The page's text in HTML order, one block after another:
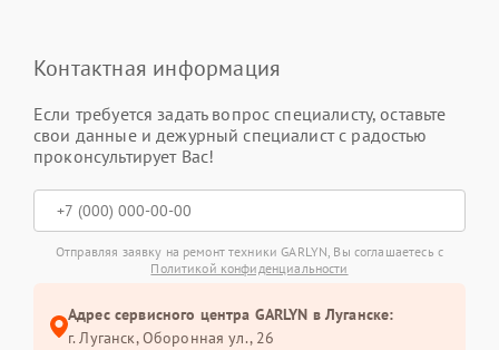
Контактная информация
Если требуется задать вопрос специалисту, оставьте
свои данные и дежурный специалист с радостью
проконсультирует Вас!
Отправляя заявку на ремонт техники GARLYN, Вы соглашаетесь с
Политикой конфиденциальности
Адрес сервисного центра GARLYN в Луганске:
г. Луганск, Оборонная ул., 26